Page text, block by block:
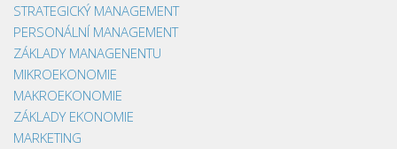
STRATEGICKÝ MANAGEMENT
PERSONÁLNÍ MANAGEMENT
ZÁKLADY MANAGENENTU
MIKROEKONOMIE
MAKROEKONOMIE
ZÁKLADY EKONOMIE
MARKETING